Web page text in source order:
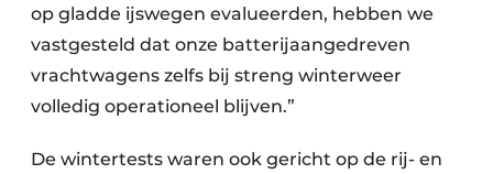
op gladde ijswegen evalueerden, hebben we
vastgesteld dat onze batterijaangedreven
vrachtwagens zelfs bij streng winterweer
volledig operationeel blijven.”
De wintertests waren ook gericht op de rij- en